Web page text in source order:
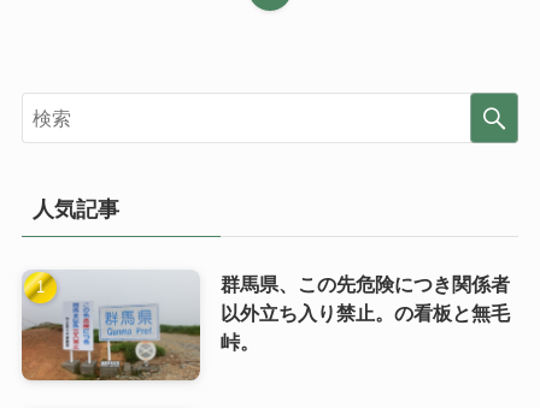
人気記事
群馬県、この先危険につき関係者
以外立ち入り禁止。の看板と無毛
峠。